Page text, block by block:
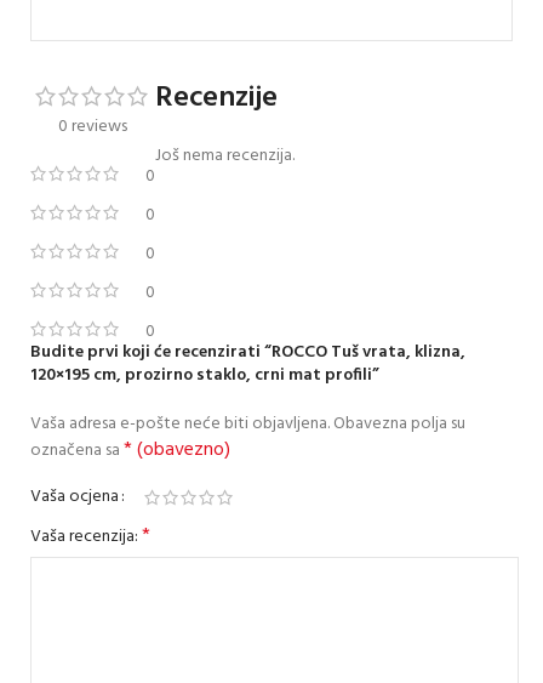
0 reviews
0
0
0
0
0
Recenzije
Još nema recenzija.
Budite prvi koji će recenzirati “ROCCO Tuš vrata, klizna,
120×195 cm, prozirno staklo, crni mat profili”
Vaša adresa e-pošte neće biti objavljena.Obavezna polja su
označena sa* (obavezno)
Vaša ocjena
Vaša recenzija:*